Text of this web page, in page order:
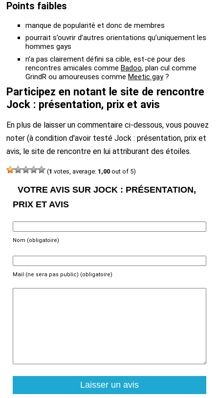
Points faibles
manque de popularité et donc de membres
pourrait s’ouvrir d’autres orientations qu’uniquement les
hommes gays
n’a pas clairement défini sa cible, est-ce pour des
rencontres amicales comme Badoo, plan cul comme
GrindR ou amoureuses comme Meetic gay?
Participez en notant le site de rencontre
Jock : présentation, prix et avis
En plus de laisser un commentaire ci-dessous, vous pouvez
noter (à condition d'avoir testé Jock : présentation, prix et
avis, le site de rencontre en lui attriburant des étoiles.
(1 votes, average: 1,00 out of 5)
VOTRE AVIS SUR JOCK : PRÉSENTATION,
PRIX ET AVIS
Nom (obligatoire)
Mail (ne sera pas public) (obligatoire)